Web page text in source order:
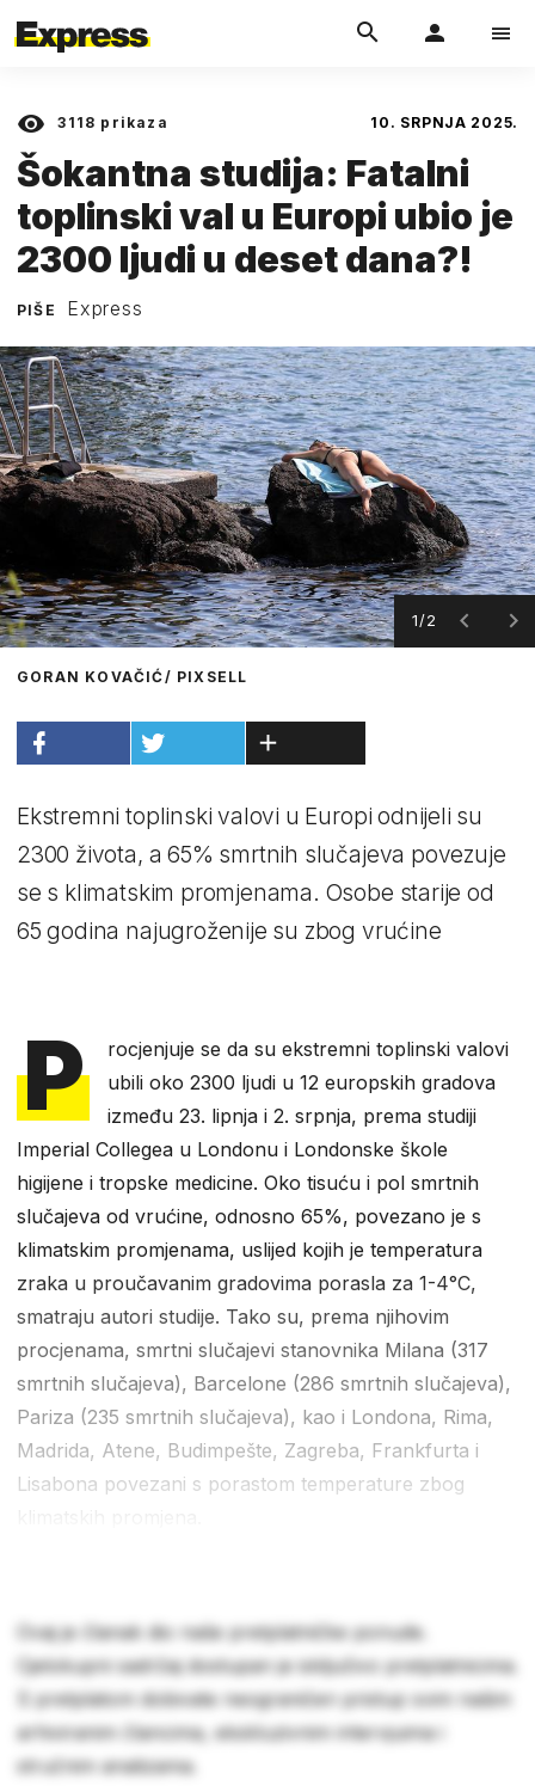
3118 prikaza 10. SRPNJA 2025.
Šokantna studija: Fatalni
toplinski val u Europi ubio je
2300 ljudi u deset dana?!
PIŠE Express
1/2
GORAN KOVAČIĆ/ PIXSELL
Ekstremni toplinski valovi u Europi odnijeli su
2300 života, a 65% smrtnih slučajeva povezuje
se s klimatskim promjenama. Osobe starije od
65 godina najugroženije su zbog vrućine
P
rocjenjuje se da su ekstremni toplinski valovi
ubili oko 2300 ljudi u 12 europskih gradova
između 23. lipnja i 2. srpnja, prema studiji
Imperial Collegea u Londonu i Londonske škole
higijene i tropske medicine. Oko tisuću i pol smrtnih
slučajeva od vrućine, odnosno 65%, povezano je s
klimatskim promjenama, uslijed kojih je temperatura
zraka u proučavanim gradovima porasla za 1-4°C,
smatraju autori studije. Tako su, prema njihovim
procjenama, smrtni slučajevi stanovnika Milana (317
smrtnih slučajeva), Barcelone (286 smrtnih slučajeva),
Pariza (235 smrtnih slučajeva), kao i Londona, Rima,
Madrida, Atene, Budimpešte, Zagreba, Frankfurta i
Lisabona povezani s porastom temperature zbog
Ovaj je članak dio naše pretplatničke ponude.
Cjelokupni sadržaj dostupan je isključivo pretplatnicima.
S pretplatom dobivate neograničen pristup svim našim
arhiviranim člancima, ekskluzivnim intervjuima i
stručnim analizama.